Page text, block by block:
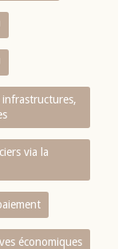
infrastructures,
via la
économiques